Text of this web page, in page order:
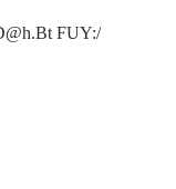
FUY:/